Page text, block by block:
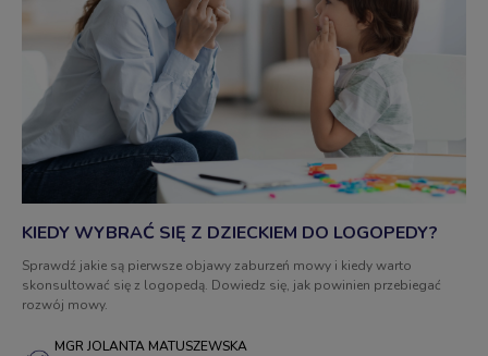
KIEDY WYBRAĆ SIĘ Z DZIECKIEM DO LOGOPEDY?
Sprawdź jakie są pierwsze objawy zaburzeń mowy i kiedy warto
skonsultować się z logopedą. Dowiedz się, jak powinien przebiegać
rozwój mowy.
MGR JOLANTA MATUSZEWSKA